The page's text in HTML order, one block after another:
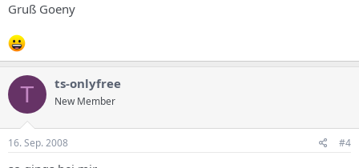
Gruß Goeny
T ts-onlyfree
New Member
16. Sep. 2008 #4